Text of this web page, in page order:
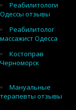
Реабилитологи
Одессы отзывы
Реабилитолог
массажист Одесса
Костоправ
Черноморск
Мануальные
терапевты отзывы